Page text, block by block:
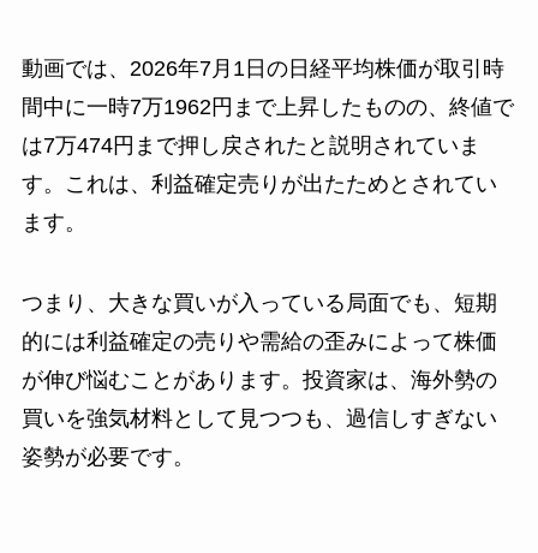
動画では、2026年7月1日の日経平均株価が取引時
間中に一時7万1962円まで上昇したものの、終値で
は7万474円まで押し戻されたと説明されていま
す。これは、利益確定売りが出たためとされてい
ます。
つまり、大きな買いが入っている局面でも、短期
的には利益確定の売りや需給の歪みによって株価
が伸び悩むことがあります。投資家は、海外勢の
買いを強気材料として見つつも、過信しすぎない
姿勢が必要です。